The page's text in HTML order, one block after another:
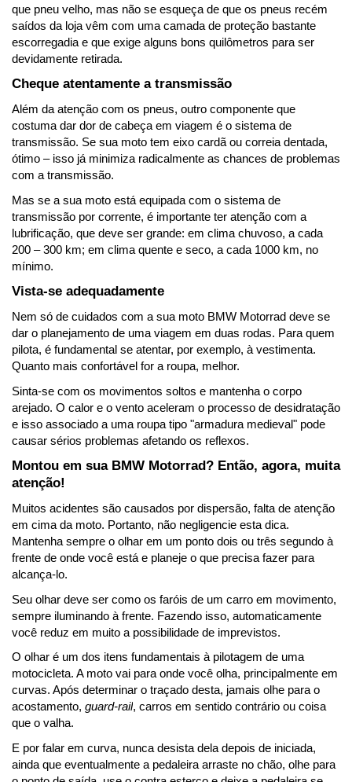
que pneu velho, mas não se esqueça de que os pneus recém
saídos da loja vêm com uma camada de proteção bastante
escorregadia e que exige alguns bons quilômetros para ser
devidamente retirada.
Cheque atentamente a transmissão
Além da atenção com os pneus, outro componente que
costuma dar dor de cabeça em viagem é o sistema de
transmissão. Se sua moto tem eixo cardã ou correia dentada,
ótimo – isso já minimiza radicalmente as chances de problemas
com a transmissão.
Mas se a sua moto está equipada com o sistema de
transmissão por corrente, é importante ter atenção com a
lubrificação, que deve ser grande: em clima chuvoso, a cada
200 – 300 km; em clima quente e seco, a cada 1000 km, no
mínimo.
Vista-se adequadamente
Nem só de cuidados com a sua moto BMW Motorrad deve se
dar o planejamento de uma viagem em duas rodas. Para quem
pilota, é fundamental se atentar, por exemplo, à vestimenta.
Quanto mais confortável for a roupa, melhor.
Sinta-se com os movimentos soltos e mantenha o corpo
arejado. O calor e o vento aceleram o processo de desidratação
e isso associado a uma roupa tipo "armadura medieval" pode
causar sérios problemas afetando os reflexos.
Montou em sua BMW Motorrad? Então, agora, muita
atenção!
Muitos acidentes são causados por dispersão, falta de atenção
em cima da moto. Portanto, não negligencie esta dica.
Mantenha sempre o olhar em um ponto dois ou três segundo à
frente de onde você está e planeje o que precisa fazer para
alcança-lo.
Seu olhar deve ser como os faróis de um carro em movimento,
sempre iluminando à frente. Fazendo isso, automaticamente
você reduz em muito a possibilidade de imprevistos.
O olhar é um dos itens fundamentais à pilotagem de uma
motocicleta. A moto vai para onde você olha, principalmente em
curvas. Após determinar o traçado desta, jamais olhe para o
acostamento, guard-rail, carros em sentido contrário ou coisa
que o valha.
E por falar em curva, nunca desista dela depois de iniciada,
ainda que eventualmente a pedaleira arraste no chão, olhe para